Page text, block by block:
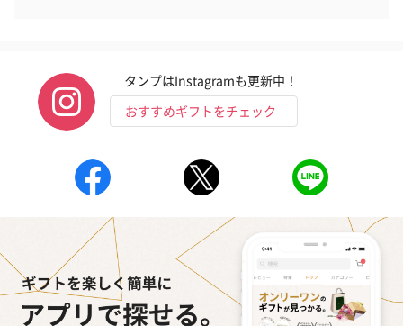
タンプはInstagramも更新中！
おすすめギフトをチェック